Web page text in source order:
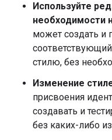
Используйте
необходимости
может создать и
стилю, без
Изменение
присвоения
создавать и
без каких-либо